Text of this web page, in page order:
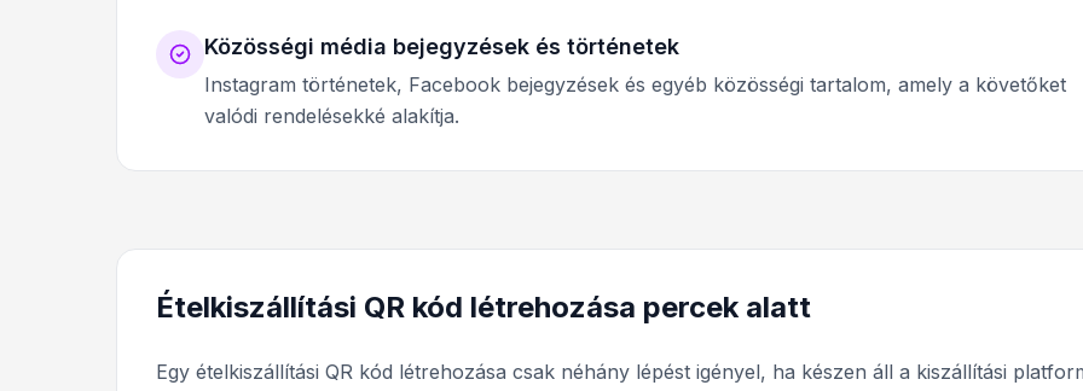
Közösségi média bejegyzések és történetek
Instagram történetek, Facebook bejegyzések és egyéb közösségi tartalom, amely a követőket
valódi rendelésekké alakítja.
Ételkiszállítási QR kód létrehozása percek alatt
Egy ételkiszállítási QR kód létrehozása csak néhány lépést igényel, ha készen áll a kiszállítási